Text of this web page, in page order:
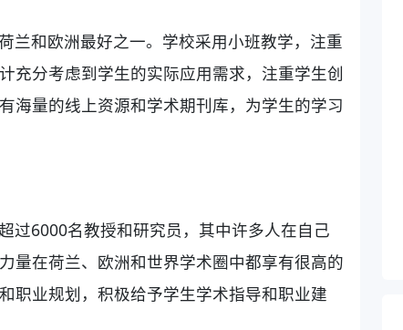
兰和欧洲最好之一。学校采用小班教学，注重
充分考虑到学生的实际应用需求，注重学生创
海量的线上资源和学术期刊库，为学生的学习
过6000名教授和研究员，其中许多人在自己
量在荷兰、欧洲和世界学术圈中都享有很高的
职业规划，积极给予学生学术指导和职业建